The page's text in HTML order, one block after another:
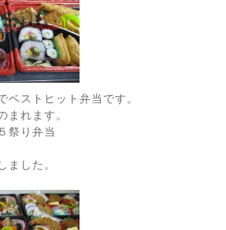
ベストヒット弁当です。
まれます。
祭り弁当
ました。